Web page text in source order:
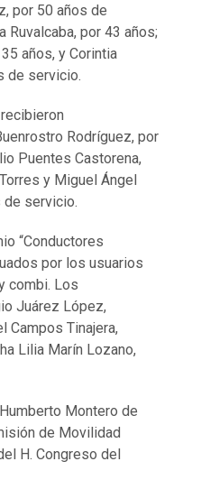
por 50 años de
por 43 años;
años, y Corintia
de servicio.
Rodríguez, por
Puentes Castorena,
y Miguel Ángel
de servicio.
“Conductores
por los usuarios
combi. Los
Juárez López,
Campos Tinajera,
Lilia Marín Lozano,
Montero de
de Movilidad
H. Congreso del